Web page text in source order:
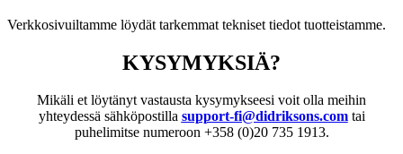
Verkkosivuiltamme löydät tarkemmat tekniset tiedot tuotteistamme.
KYSYMYKSIÄ?
Mikäli et löytänyt vastausta kysymykseesi voit olla meihin
yhteydessä sähköpostilla support-fi@didriksons.comtai
puhelimitse numeroon +358 (0)20 735 1913.